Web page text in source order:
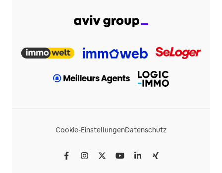
Cookie-EinstellungenDatenschutz